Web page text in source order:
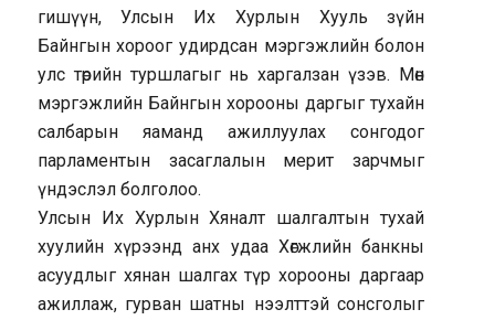
гишүүн, Улсын Их Хурлын Хууль зүйн
Байнгын хороог удирдсан мэргэжлийн болон
улс төрийн туршлагыг нь харгалзан үзэв. Мөн
мэргэжлийн Байнгын хорооны даргыг тухайн
салбарын яаманд ажиллуулах сонгодог
парламентын засаглалын мерит зарчмыг
үндэслэл болголоо.
Улсын Их Хурлын Хяналт шалгалтын тухай
хуулийн хүрээнд анх удаа Хөгжлийн банкны
асуудлыг хянан шалгах түр хорооны даргаар
ажиллаж, гурван шатны нээлттэй сонсголыг